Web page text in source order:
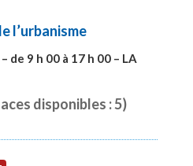
l’urbanisme
de 9 h 00 à 17 h 00 – LA
disponibles : 5)